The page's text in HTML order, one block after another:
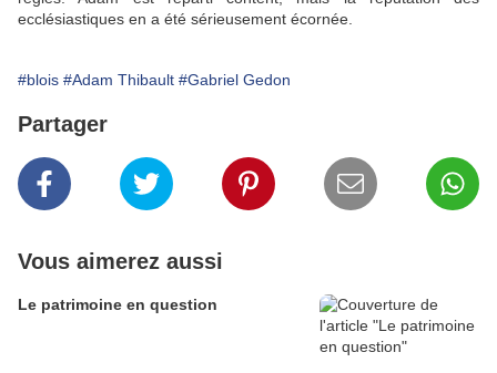
ecclésiastiques en a été sérieusement écornée.
#blois #Adam Thibault #Gabriel Gedon
Partager
Vous aimerez aussi
Le patrimoine en question